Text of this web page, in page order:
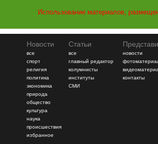
Использование материалов,
Новости
все
спорт
религия
политика
экономика
природа
общество
культура
наука
происшествия
избранное
Статьи
все
главный редактор
колумнисты
институты
СМИ
новости
контакты